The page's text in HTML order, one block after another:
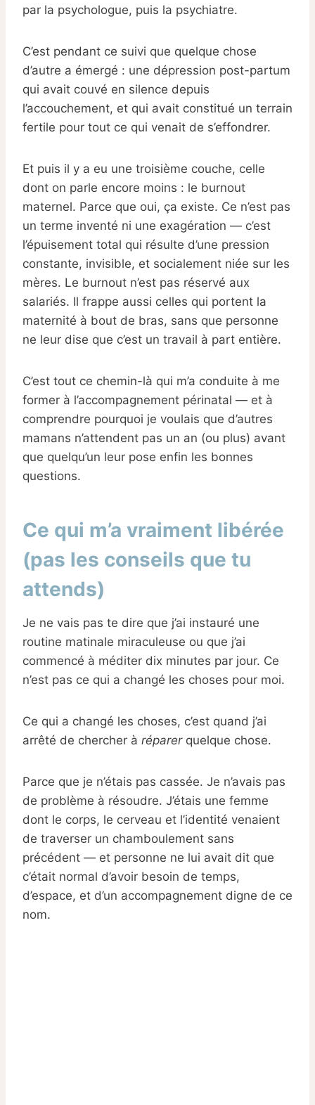
par la psychologue, puis la psychiatre.
C’est pendant ce suivi que quelque chose
d’autre a émergé : une dépression post-partum
qui avait couvé en silence depuis
l’accouchement, et qui avait constitué un terrain
fertile pour tout ce qui venait de s’effondrer.
Et puis il y a eu une troisième couche, celle
dont on parle encore moins : le burnout
maternel. Parce que oui, ça existe. Ce n’est pas
un terme inventé ni une exagération — c’est
l’épuisement total qui résulte d’une pression
constante, invisible, et socialement niée sur les
mères. Le burnout n’est pas réservé aux
salariés. Il frappe aussi celles qui portent la
maternité à bout de bras, sans que personne
ne leur dise que c’est un travail à part entière.
C’est tout ce chemin-là qui m’a conduite à me
former à l’accompagnement périnatal — et à
comprendre pourquoi je voulais que d’autres
mamans n’attendent pas un an (ou plus) avant
que quelqu’un leur pose enfin les bonnes
questions.
Ce qui m’a vraiment libérée
(pas les conseils que tu
attends)
Je ne vais pas te dire que j’ai instauré une
routine matinale miraculeuse ou que j’ai
commencé à méditer dix minutes par jour. Ce
n’est pas ce qui a changé les choses pour moi.
Ce qui a changé les choses, c’est quand j’ai
arrêté de chercher à réparerquelque chose.
Parce que je n’étais pas cassée. Je n’avais pas
de problème à résoudre. J’étais une femme
dont le corps, le cerveau et l’identité venaient
de traverser un chamboulement sans
précédent — et personne ne lui avait dit que
c’était normal d’avoir besoin de temps,
d’espace, et d’un accompagnement digne de ce
nom.